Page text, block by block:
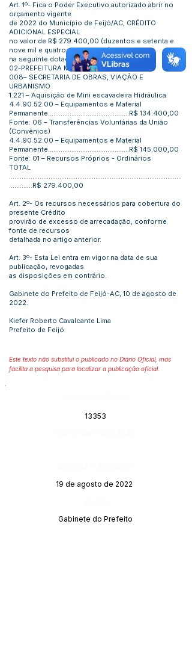
Art. 1º- Fica o Poder Executivo autorizado abrir no
orçamento vigente
de 2022 do Município de Feijó/AC, CRÉDITO
ADICIONAL ESPECIAL
no valor de R$ 279.400,00 (duzentos e setenta e
nove mil e quatrocentos reais),
na seguinte dotação orçamentária:
02-PREFEITURA MUNICIPAL DE FEIJÓ
008– SECRETARIA DE OBRAS, VIAÇÃO E
URBANISMO
1.221 – Aquisição de Mini escavadeira Hidráulica
4.4.90.52.00 – Equipamentos e Material
Permanente.............................................R$ 134.400,00
Fonte: 06 – Transferências Voluntárias da União
(Convênios)
4.4.90.52.00 – Equipamentos e Material
Permanente.............................................R$ 145.000,00
Fonte: 01 – Recursos Próprios - Ordinários
TOTAL
................................................................................................
.............R$ 279.400,00
Art. 2º- Os recursos necessários para cobertura do
presente Crédito
provirão de excesso de arrecadação, conforme
fonte de recursos
detalhada no artigo anterior.
Art. 3º- Esta Lei entra em vigor na data de sua
publicação, revogadas
as disposições em contrário.
Gabinete do Prefeito de Feijó-AC, 10 de agosto de
2022.
Kiefer Roberto Cavalcante Lima
Prefeito de Feijó
Este texto não substitui o publicado no Diário Oficial, mas
facilita a pesquisa para localizar a publicação oficial.
13353
19 de agosto de 2022
Gabinete do Prefeito